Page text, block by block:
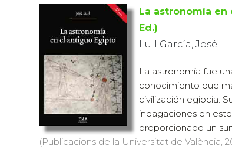
La astronomía en
Ed.)
Lull García, José
La astronomía fue
conocimiento que
civilización egipcia.
indagaciones en
proporcionado un
(Publicacions de la Universitat de València,